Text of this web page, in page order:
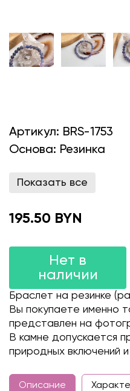
Артикул: BRS-1753
Основа: Резинка
Показать все
195.50 BYN
Нет в
наличии
Браслет на резинке
Вы покупаете именно
представлен на
В камне допускается
природных включений
Описание